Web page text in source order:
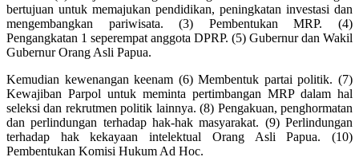
bertujuan untuk memajukan pendidikan, peningkatan investasi dan
mengembangkan pariwisata. (3) Pembentukan MRP. (4)
Pengangkatan 1 seperempat anggota DPRP. (5) Gubernur dan Wakil
Gubernur Orang Asli Papua.
Kemudian kewenangan keenam (6) Membentuk partai politik. (7)
Kewajiban Parpol untuk meminta pertimbangan MRP dalam hal
seleksi dan rekrutmen politik lainnya. (8) Pengakuan, penghormatan
dan perlindungan terhadap hak-hak masyarakat. (9) Perlindungan
terhadap hak kekayaan intelektual Orang Asli Papua. (10)
Pembentukan Komisi Hukum Ad Hoc.